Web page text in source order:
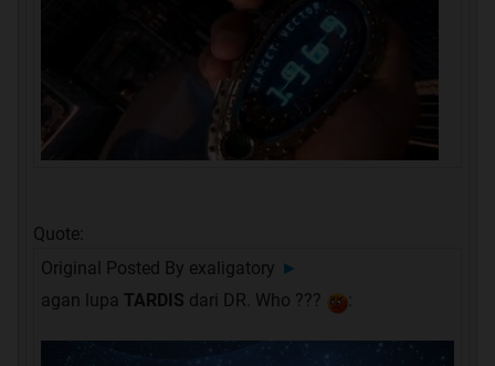
Quote:
Original Posted By exaligatory ►
agan lupa TARDIS dari DR. Who ???